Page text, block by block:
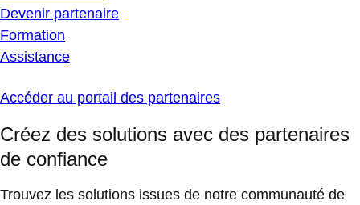
Devenir partenaire
Formation
Assistance
Accéder au portail des partenaires
Créez des solutions avec des partenaires
de confiance
Trouvez les solutions issues de notre communauté de